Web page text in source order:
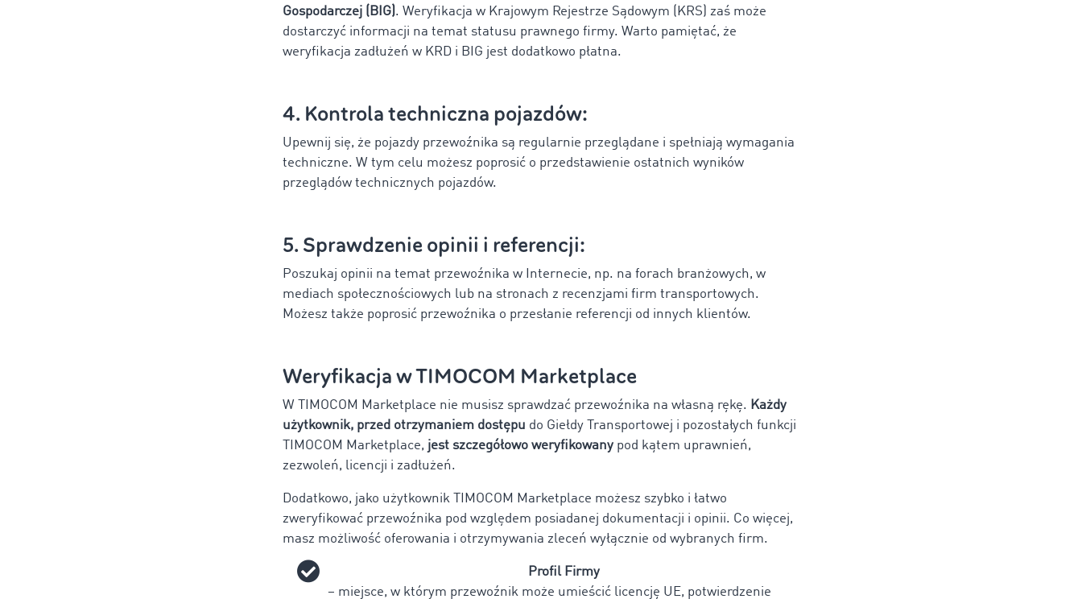
Gospodarczej (BIG). Weryfikacja w Krajowym Rejestrze Sądowym (KRS) zaś może
dostarczyć informacji na temat statusu prawnego firmy. Warto pamiętać, że
weryfikacja zadłużeń w KRD i BIG jest dodatkowo płatna.
4. Kontrola techniczna pojazdów:
Upewnij się, że pojazdy przewoźnika są regularnie przeglądane i spełniają wymagania
techniczne. W tym celu możesz poprosić o przedstawienie ostatnich wyników
przeglądów technicznych pojazdów.
5. Sprawdzenie opinii i referencji:
Poszukaj opinii na temat przewoźnika w Internecie, np. na forach branżowych, w
mediach społecznościowych lub na stronach z recenzjami firm transportowych.
Możesz także poprosić przewoźnika o przesłanie referencji od innych klientów.
Weryfikacja w TIMOCOM Marketplace
W TIMOCOM Marketplace nie musisz sprawdzać przewoźnika na własną rękę. Każdy
użytkownik, przed otrzymaniem dostępu do Giełdy Transportowej i pozostałych funkcji
TIMOCOM Marketplace, jest szczegółowo weryfikowany pod kątem uprawnień,
zezwoleń, licencji i zadłużeń.
Dodatkowo, jako użytkownik TIMOCOM Marketplace możesz szybko i łatwo
zweryfikować przewoźnika pod względem posiadanej dokumentacji i opinii. Co więcej,
masz możliwość oferowania i otrzymywania zleceń wyłącznie od wybranych firm.
Profil Firmy
– miejsce, w którym przewoźnik może umieścić licencję UE, potwierdzenie